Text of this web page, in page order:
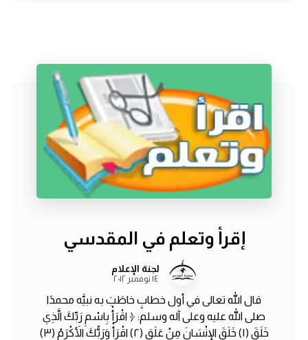
إقرأ وتعلم في المقدسي
لجنة الإعلام
١٤ نوفمبر ٢٠١٢
قال الله تعالى في أول خطابٍ خاطَبَ به نبيَّه محمدًا
صلى الله عليه وعلى آله وسلم: ﴿ اقْرَأْ بِاسْمِ رَبِّكَ الَّذِي
خَلَقَ (١) خَلَقَ الإِنْسَانَ مِنْ عَلَقٍ (٢) اقْرَأْ وَرَبُّكَ الأَكْرَمُ (٣)